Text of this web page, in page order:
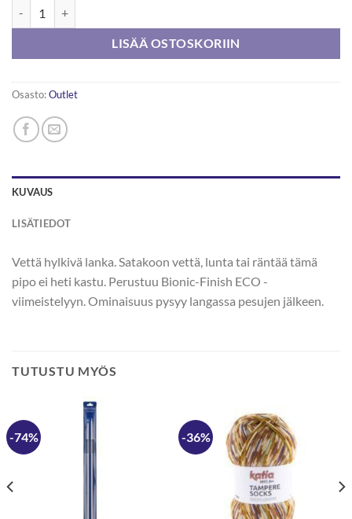
LISÄÄ OSTOSKORIIN
Osasto:Outlet
KUVAUS
LISÄTIEDOT
Vettä hylkivä lanka. Satakoon vettä, lunta tai räntää tämä
pipo ei heti kastu. Perustuu Bionic-Finish ECO -
viimeistelyyn. Ominaisuus pysyy langassa pesujen jälkeen.
TUTUSTU MYÖS
-74% -36%